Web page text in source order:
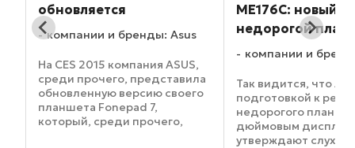
обновляется
компании и бренды: Asus
На CES 2015 компания ASUS,
среди прочего, представила
обновленную версию своего
планшета Fonepad 7,
который, среди прочего,
ME176C: новый
недорогой
компании и
Так видится, что
подготовкой к
недорогого
дюймовым
утверждают слухи, у